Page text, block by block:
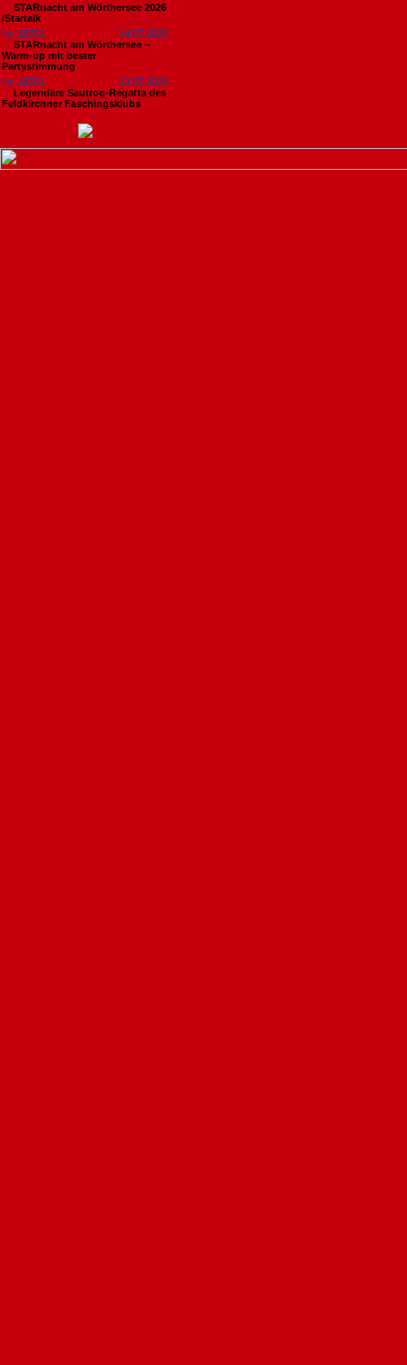
STARnacht am Wörthersee 2026
/Startalk
Nr. 18762
14.07.2026
STARnacht am Wörthersee –
Warm-up mit bester
Partystimmung
Nr. 18761
13.07.2026
Legendäre Sautrog-Regatta des
Feldkirchner Faschingsklubs